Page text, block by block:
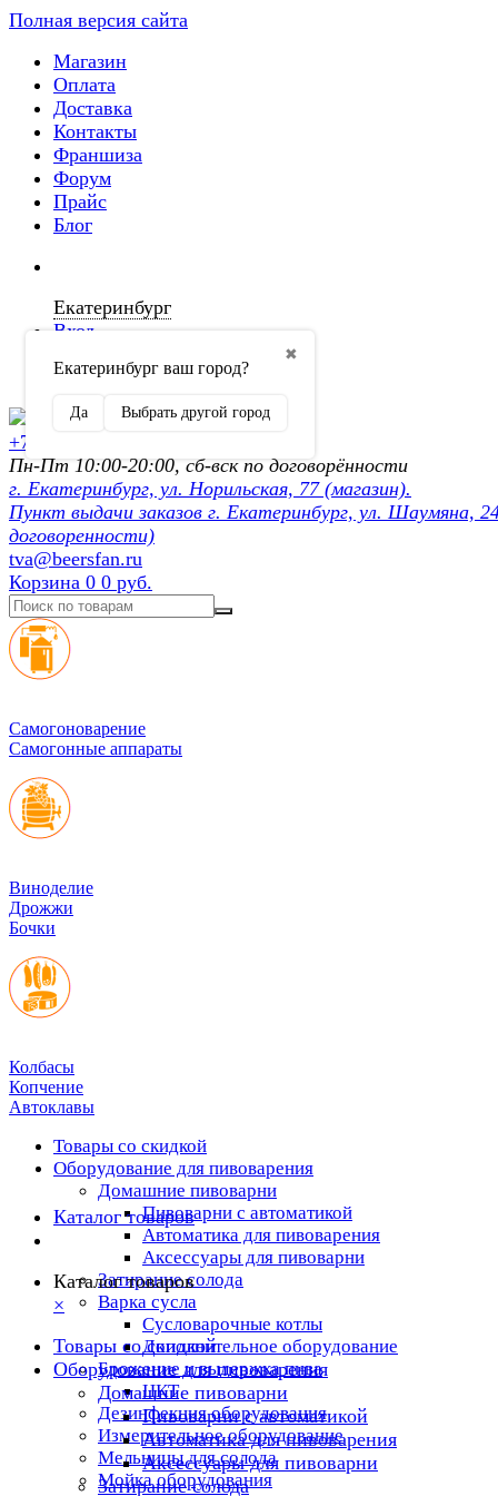
Полная версия сайта
Магазин
Оплата
Доставка
Контакты
Франшиза
Форум
Прайс
Блог
Екатеринбург
✖
Екатеринбург ваш город?
Да Выбрать другой город
Вход
Регистрация
+7 (902) 872-54-70
Пн-Пт 10:00-20:00, сб-вск по договорённости
г. Екатеринбург, ул. Норильская, 77 (магазин).
Пункт выдачи заказов г. Екатеринбург, ул. Шаумяна,
договоренности)
tva@beersfan.ru
Корзина 0 0 руб.
Cамогоноварение
Самогонные аппараты
Виноделие
Дрожжи
Бочки
Колбасы
Копчение
Автоклавы
Товары со скидкой
Оборудование для пивоварения
Домашние пивоварни
Пивоварни с автоматикой
Автоматика для пивоварения
Аксессуары для пивоварни
Затирание солода
Варка сусла
Cусловарочные котлы
Дополнительное оборудование
Брожение и выдержка пива
ЦКТ
Дезинфекция оборудования
Измерительное оборудование
Мельницы для солода
Мойка оборудования
Каталог товаров
Каталог товаров
×
Товары со скидкой
Оборудование для пивоварения
Домашние пивоварни
Пивоварни с автоматикой
Автоматика для пивоварения
Аксессуары для пивоварни
Затирание солода